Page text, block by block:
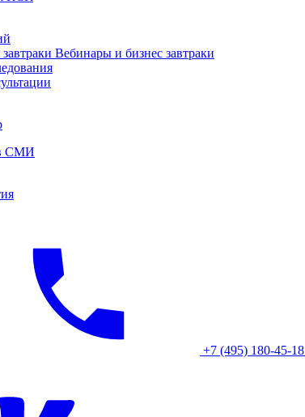
Вебинары и бизнес завтраки
СМИ
+7 (495) 180-45-18